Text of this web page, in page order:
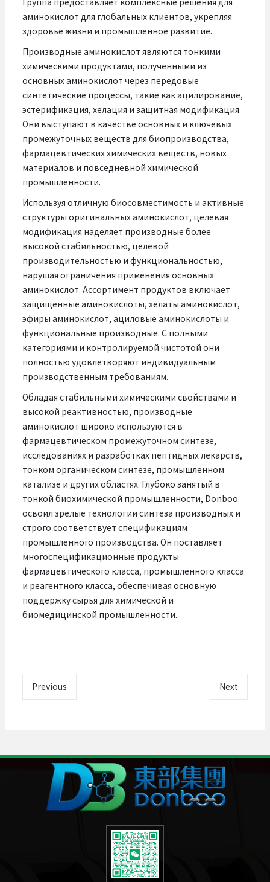
аминокислот для глобальных клиентов, укрепляя
здоровье жизни и промышленное развитие.
Производные аминокислот являются тонкими
химическими продуктами, полученными из
основных аминокислот через передовые
синтетические процессы, такие как ацилирование,
эстерификация, хелация и защитная модификация.
Они выступают в качестве основных и ключевых
промежуточных веществ для биопроизводства,
фармацевтических химических веществ, новых
материалов и повседневной химической
промышленности.
Используя отличную биосовместимость и активные
структуры оригинальных аминокислот, целевая
модификация наделяет производные более
высокой стабильностью, целевой
производительностью и функциональностью,
нарушая ограничения применения основных
аминокислот. Ассортимент продуктов включает
защищенные аминокислоты, хелаты аминокислот,
эфиры аминокислот, ациловые аминокислоты и
функциональные производные. С полными
категориями и контролируемой чистотой они
полностью удовлетворяют индивидуальным
производственным требованиям.
Обладая стабильными химическими свойствами и
высокой реактивностью, производные
аминокислот широко используются в
фармацевтическом промежуточном синтезе,
исследованиях и разработках пептидных лекарств,
тонком органическом синтезе, промышленном
катализе и других областях. Глубоко занятый в
тонкой биохимической промышленности, Donboo
освоил зрелые технологии синтеза производных и
строго соответствует спецификациям
промышленного производства. Он поставляет
многоспецификационные продукты
фармацевтического класса, промышленного класса
и реагентного класса, обеспечивая основную
поддержку сырья для химической и
биомедицинской промышленности.
Previous Next